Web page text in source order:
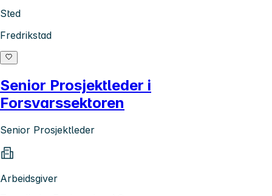
Sted
Fredrikstad
Senior Prosjektleder i
Forsvarssektoren
Senior Prosjektleder
Arbeidsgiver